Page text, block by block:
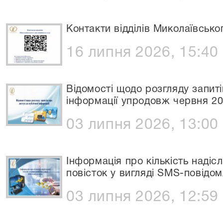
Контакти відділів
16 липня 2026, 15:40
Відомості щодо розгляду
інформації упродовж червня
03 липня 2026, 13:00
Інформація про кількість
повісток у вигляді SMS-
03 липня 2026, 12:59